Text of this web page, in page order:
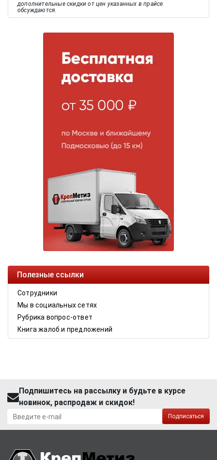
дополнительные скидки от цен указанных в прайсе
обсуждаются.
Полезные ссылки
Сотрудники
Мы в социальных сетях
Рубрика вопрос-ответ
Книга жалоб и предложений
Подпишитесь на рассылку и будьте в курсе
новинок, распродаж и скидок!
Подписаться